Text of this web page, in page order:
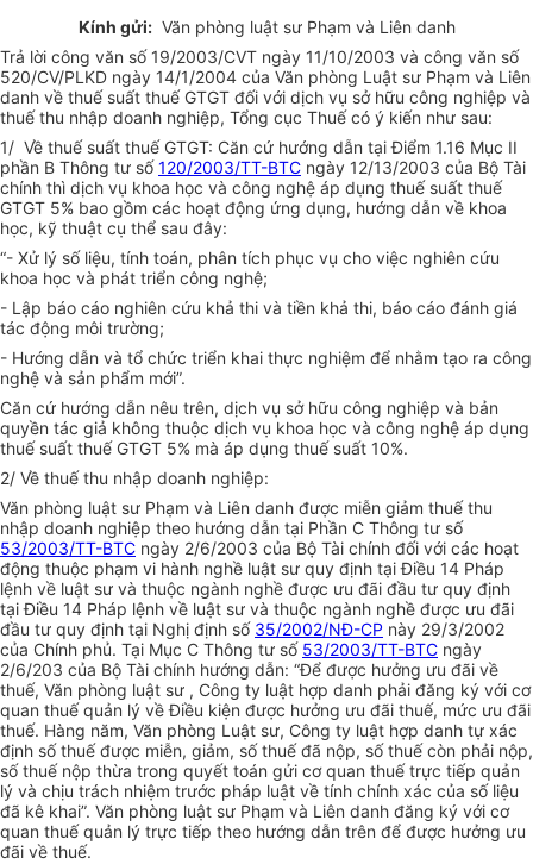
Kính gửi:Văn phòng luật sư Phạm và Liên danh
Trả lời công văn số 19/2003/CVT ngày 11/10/2003 và công văn số
520/CV/PLKD ngày 14/1/2004 của Văn phòng Luật sư Phạm và Liên
danh về thuế suất thuế GTGT đối với dịch vụ sở hữu công nghiệp và
thuế thu nhập doanh nghiệp, Tổng cục Thuế có ý kiến như sau:
1/ Về thuế suất thuế GTGT: Căn cứ hướng dẫn tại Điểm 1.16 Mục II
phần B Thông tư số120/2003/TT-BTC ngày 12/13/2003 của Bộ Tài
chính thì dịch vụ khoa học và công nghệ áp dụng thuế suất thuế
GTGT 5% bao gồm các hoạt động ứng dụng, hướng dẫn về khoa
học, kỹ thuật cụ thể sau đây:
“- Xử lý số liệu, tính toán, phân tích phục vụ cho việc nghiên cứu
khoa học và phát triển công nghệ;
- Lập báo cáo nghiên cứu khả thi và tiền khả thi, báo cáo đánh giá
tác động môi trường;
- Hướng dẫn và tổ chức triển khai thực nghiệm để nhằm tạo ra công
nghệ và sản phẩm mới”.
Căn cứ hướng dẫn nêu trên, dịch vụ sở hữu công nghiệp và bản
quyền tác giả không thuộc dịch vụ khoa học và công nghệ áp dụng
thuế suất thuế GTGT 5% mà áp dụng thuế suất 10%.
2/ Về thuế thu nhập doanh nghiệp:
Văn phòng luật sư Phạm và Liên danh được miễn giảm thuế thu
nhập doanh nghiệp theo hướng dẫn tại Phần C Thông tư số
53/2003/TT-BTC ngày 2/6/2003 của Bộ Tài chính đối với các hoạt
động thuộc phạm vi hành nghề luật sư quy định tại Điều 14 Pháp
lệnh về luật sư và thuộc ngành nghề được ưu đãi đầu tư quy định
tại Điều 14 Pháp lệnh về luật sư và thuộc ngành nghề được ưu đãi
đầu tư quy định tại Nghị định số 35/2002/NĐ-CP này 29/3/2002
của Chính phủ. Tại Mục C Thông tư số 53/2003/TT-BTC ngày
2/6/203 của Bộ Tài chính hướng dẫn: “Để được hưởng ưu đãi về
thuế, Văn phòng luật sư , Công ty luật hợp danh phải đăng ký với cơ
quan thuế quản lý về Điều kiện được hưởng ưu đãi thuế, mức ưu đãi
thuế. Hàng năm, Văn phòng Luật sư, Công ty luật hợp danh tự xác
định số thuế được miễn, giảm, số thuế đã nộp, số thuế còn phải nộp,
số thuế nộp thừa trong quyết toán gửi cơ quan thuế trực tiếp quản
lý và chịu trách nhiệm trước pháp luật về tính chính xác của số liệu
đã kê khai”. Văn phòng luật sư Phạm và Liên danh đăng ký với cơ
quan thuế quản lý trực tiếp theo hướng dẫn trên để được hưởng ưu
đãi về thuế.